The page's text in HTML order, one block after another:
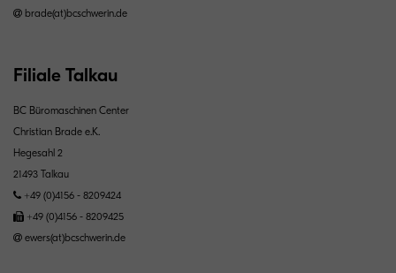
brade(at)bcschwerin.de
Filiale Talkau
BC Büromaschinen Center
Christian Brade e.K.
Hegesahl 2
21493 Talkau
+49 (0)4156 - 8209424
+49 (0)4156 - 8209425
ewers(at)bcschwerin.de